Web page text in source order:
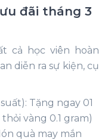
đãi tháng 3
cả học viên hoàn
diễn ra sự kiện, cụ
Tặng ngay 01
vàng 0.1 gram)
quà may mắn